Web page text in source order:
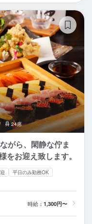
24席
がら、閑静な佇ま
をお迎え致します。
平日のみ勤務OK
時給： 1,300円〜